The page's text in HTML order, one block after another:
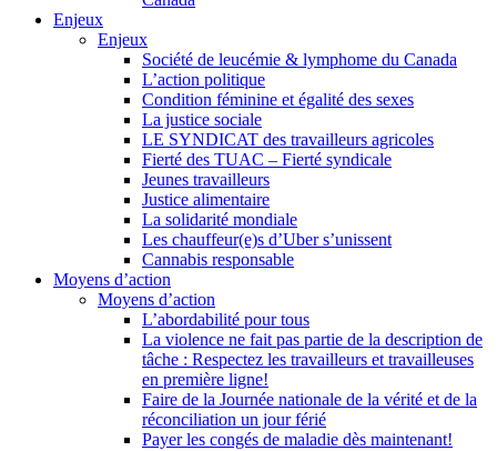
Enjeux
Enjeux
Société de leucémie & lymphome du Canada
L’action politique
Condition féminine et égalité des sexes
La justice sociale
LE SYNDICAT des travailleurs agricoles
Fierté des TUAC – Fierté syndicale
Jeunes travailleurs
Justice alimentaire
La solidarité mondiale
Les chauffeur(e)s d’Uber s’unissent
Cannabis responsable
Moyens d’action
Moyens d’action
L’abordabilité pour tous
La violence ne fait pas partie de la description de
tâche : Respectez les travailleurs et travailleuses
en première ligne!
Faire de la Journée nationale de la vérité et de la
réconciliation un jour férié
Payer les congés de maladie dès maintenant!